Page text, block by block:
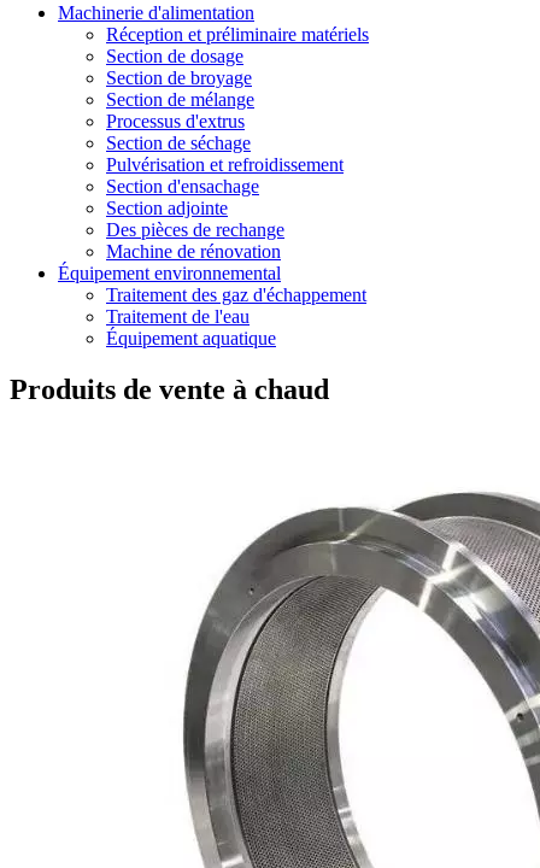
Machinerie d'alimentation
Réception et préliminaire matériels
Section de dosage
Section de broyage
Section de mélange
Processus d'extrus
Section de séchage
Pulvérisation et refroidissement
Section d'ensachage
Section adjointe
Des pièces de rechange
Machine de rénovation
Équipement environnemental
Traitement des gaz d'échappement
Traitement de l'eau
Équipement aquatique
Produits de vente à chaud